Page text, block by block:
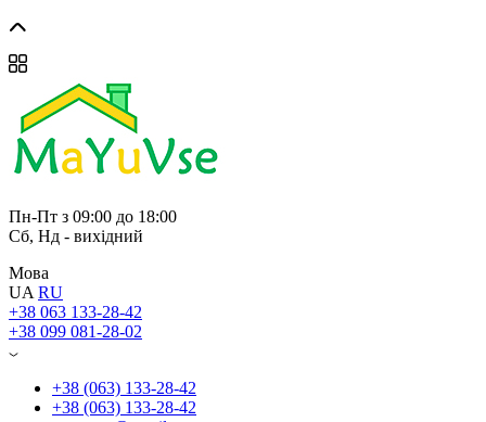
Пн-Пт з 09:00 до 18:00
Сб, Нд - вихідний
Мова
UA RU
+38 063 133-28-42
+38 099 081-28-02
+38 (063) 133-28-42
+38 (063) 133-28-42